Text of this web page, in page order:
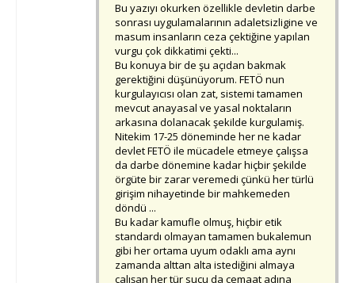
Bu yazıyı okurken özellikle devletin darbe
sonrası uygulamalarının adaletsizligine ve
masum insanların ceza çektiğine yapılan
vurgu çok dikkatimi çekti...
Bu konuya bir de şu açıdan bakmak
gerektiğini düşünüyorum. FETÖ nun
kurgulayıcısı olan zat, sistemi tamamen
mevcut anayasal ve yasal noktaların
arkasına dolanacak şekilde kurgulamiş.
Nitekim 17-25 döneminde her ne kadar
devlet FETÖ ile mücadele etmeye çalışsa
da darbe dönemine kadar hiçbir şekilde
örgüte bir zarar veremedi çünkü her türlü
girişim nihayetinde bir mahkemeden
döndü ...
Bu kadar kamufle olmuş, hiçbir etik
standardı olmayan tamamen bukalemun
gibi her ortama uyum odaklı ama aynı
zamanda alttan alta istediğini almaya
çalışan her tür suçu da cemaat adına